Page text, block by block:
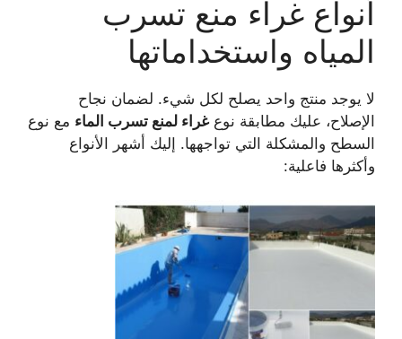
أنواع غراء منع تسرب
المياه واستخداماتها
لا يوجد منتج واحد يصلح لكل شيء. لضمان نجاح
الإصلاح، عليك مطابقة نوعغراء لمنع تسرب الماء مع نوع
السطح والمشكلة التي تواجهها. إليك أشهر الأنواع
وأكثرها فاعلية: